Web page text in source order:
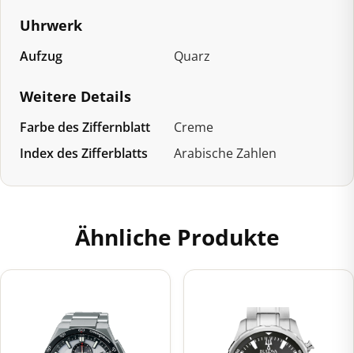
Uhrwerk
Aufzug Quarz
Weitere Details
Farbe des Ziffernblatt
Creme
Index des Zifferblatts
Arabische Zahlen
Ähnliche Produkte